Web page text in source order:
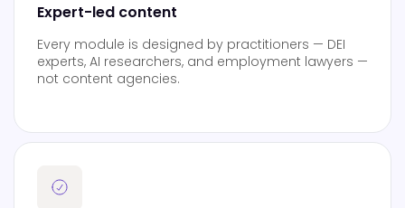
Expert-led content
Every module is designed by practitioners — DEI
experts, AI researchers, and employment lawyers —
not content agencies.